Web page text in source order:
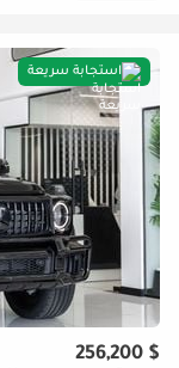
استجابة سريعة
$ 256,200